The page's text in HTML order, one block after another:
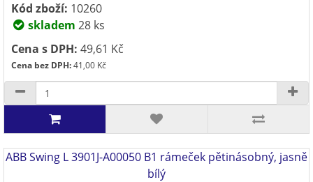
Kód zboží: 10260
skladem 28 ks
Cena s DPH: 49,61 Kč
Cena bez DPH:41,00 Kč
ABB Swing L 3901J-A00050 B1 rámeček pětinásobný, jasně
bílý